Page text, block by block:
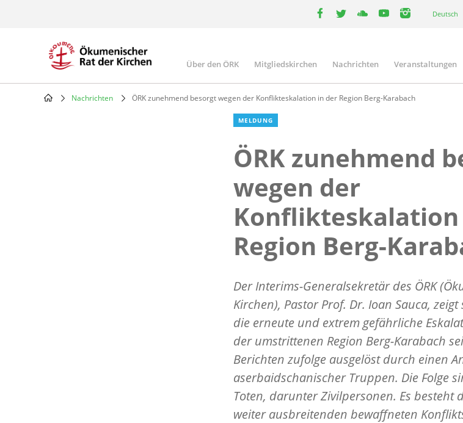
Deutsch
Main
navigation
Über den ÖRK Mitgliedskirchen Nachrichten Veranstaltungen
Nachrichten ÖRK zunehmend besorgt wegen der Konflikteskalation in der Region Berg-Karabach
MELDUNG
ÖRK zunehmend
wegen der
Region Berg-
Der Interims-Generalsekretär des ÖRK
Kirchen), Pastor Prof. Dr. Ioan Sauca,
die erneute und extrem gefährliche
der umstrittenen Region Berg-Karabach
Berichten zufolge ausgelöst durch einen
aserbaidschanischer Truppen. Die Folge
Toten, darunter Zivilpersonen. Es besteht
weiter ausbreitenden bewaffneten